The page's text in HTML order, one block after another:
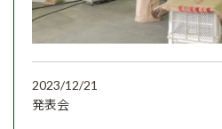
2023/12/21
発表会